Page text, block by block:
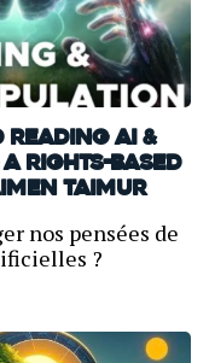
AI &
Rights-Based
Taimur
nos pensées de
?